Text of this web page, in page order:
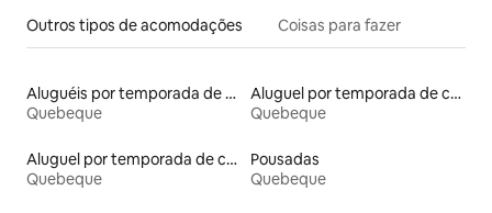
Outros tipos de acomodações Coisas para fazer
Aluguéis por temporada de celeiros
Quebeque
Aluguel por temporada de contêineres
Quebeque
Aluguel por temporada de casas na árvore
Quebeque
Pousadas
Quebeque